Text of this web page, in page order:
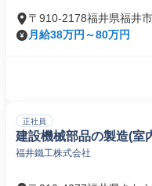
〒910-2178福井県福井
月給38万円～80万円
正社員
建設機械部品の製造(室
福井鐵工株式会社